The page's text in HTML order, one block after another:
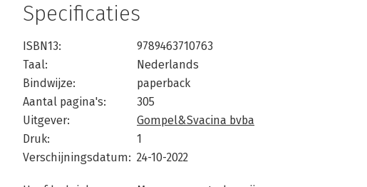
Specificaties
ISBN13:
9789463710763
Taal:
Nederlands
Bindwijze:
paperback
Aantal pagina's:
305
Uitgever:
Gompel&Svacina bvba
Druk:
1
Verschijningsdatum: 24-10-2022